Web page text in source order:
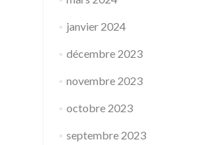
janvier 2024
décembre 2023
novembre 2023
octobre 2023
septembre 2023